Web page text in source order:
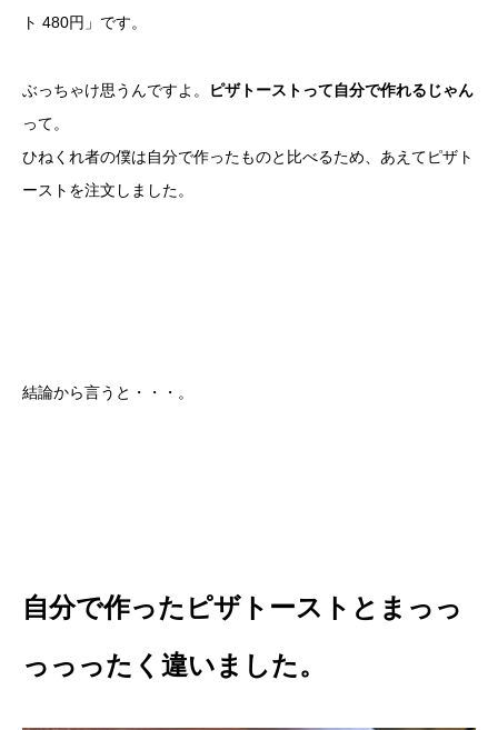
ト 480円」です。
ぶっちゃけ思うんですよ。
ピザトーストって自分で作れるじゃん
って。
ひねくれ者の僕は自分で作ったものと比べるため、あえてピザト
ーストを注文しました。
結論から言うと・・・。
自分で作ったピザトーストとまっっ
っっったく違いました。